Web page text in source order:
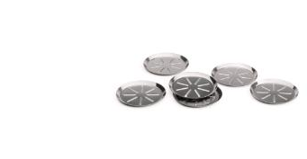
Acessórios
Adegas